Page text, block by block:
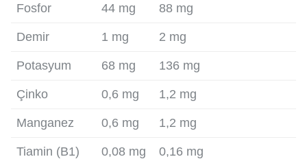
Fosfor 44 mg 88 mg
Demir 1 mg 2 mg
Potasyum 68 mg 136 mg
Çinko 0,6 mg 1,2 mg
Manganez 0,6 mg 1,2 mg
Tiamin (B1) 0,08 mg 0,16 mg